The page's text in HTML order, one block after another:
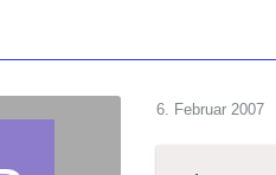
6. Februar 2007